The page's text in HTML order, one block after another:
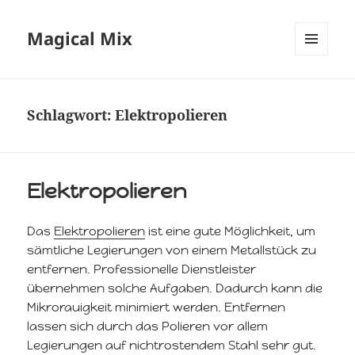
Magical Mix
Schlagwort:Elektropolieren
Elektropolieren
Das Elektropolieren ist eine gute Möglichkeit, um
sämtliche Legierungen von einem Metallstück zu
entfernen. Professionelle Dienstleister
übernehmen solche Aufgaben. Dadurch kann die
Mikrorauigkeit minimiert werden. Entfernen
lassen sich durch das Polieren vor allem
Legierungen auf nichtrostendem Stahl sehr gut.